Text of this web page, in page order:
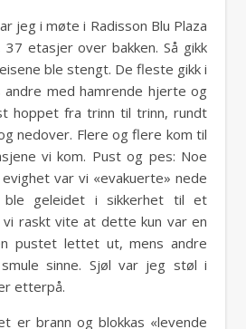
jeg i møte i Radisson Blu Plaza
etasjer over bakken. Så gikk
ble stengt. De fleste gikk i
med hamrende hjerte og
hoppet fra trinn til trinn, rundt
nedover. Flere og flere kom til
vi kom. Pust og pes: Noe
var vi «evakuerte» nede
ble geleidet i sikkerhet til et
vi raskt vite at dette kun var en
pustet lettet ut, mens andre
sinne. Sjøl var jeg støl i
etterpå.
er brann og blokkas «levende